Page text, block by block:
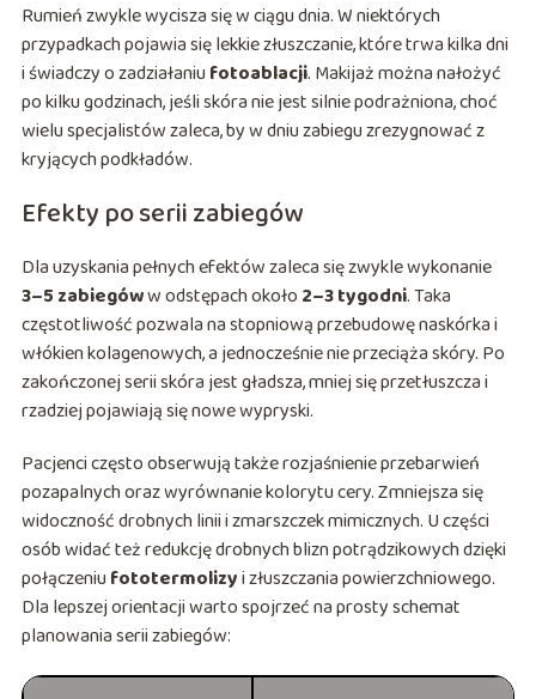
Rumień zwykle wycisza się w ciągu dnia. W niektórych
przypadkach pojawia się lekkie złuszczanie, które trwa kilka dni
i świadczy o zadziałaniufotoablacji. Makijaż można nałożyć
po kilku godzinach, jeśli skóra nie jest silnie podrażniona, choć
wielu specjalistów zaleca, by w dniu zabiegu zrezygnować z
kryjących podkładów.
Efekty po serii zabiegów
Dla uzyskania pełnych efektów zaleca się zwykle wykonanie
3–5 zabiegóww odstępach około 2–3 tygodni. Taka
częstotliwość pozwala na stopniową przebudowę naskórka i
włókien kolagenowych, a jednocześnie nie przeciąża skóry. Po
zakończonej serii skóra jest gładsza, mniej się przetłuszcza i
rzadziej pojawiają się nowe wypryski.
Pacjenci często obserwują także rozjaśnienie przebarwień
pozapalnych oraz wyrównanie kolorytu cery. Zmniejsza się
widoczność drobnych linii i zmarszczek mimicznych. U części
osób widać też redukcję drobnych blizn potrądzikowych dzięki
połączeniufototermolizyi złuszczania powierzchniowego.
Dla lepszej orientacji warto spojrzeć na prosty schemat
planowania serii zabiegów: